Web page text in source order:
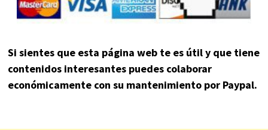
Si sientes que esta página web te es útil y que tiene
contenidos interesantes puedes colaborar
económicamente con su mantenimiento por Paypal.